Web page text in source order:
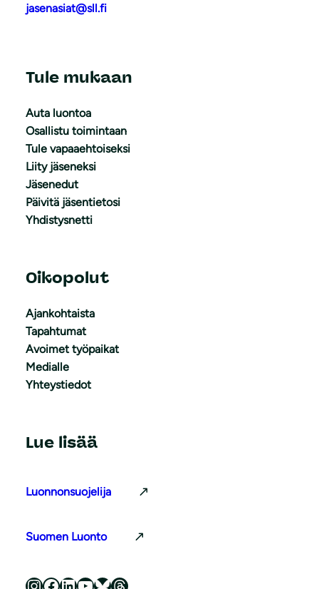
jasenasiat@sll.fi
Tule mukaan
Auta luontoa
Osallistu toimintaan
Tule vapaaehtoiseksi
Liity jäseneksi
Jäsenedut
Päivitä jäsentietosi
Yhdistysnetti
Oikopolut
Ajankohtaista
Tapahtumat
Avoimet työpaikat
Medialle
Yhteystiedot
Lue lisää
Luonnonsuojelija
Suomen Luonto
Luonnonsuojeluliitto Instagramissa Luonnonsuojeluliitto Facebookissa Luonnonsuojeluliitto LinkedInissä Luonnonsuojeluliiton YouTube-kanava Luonnonsuojeluliitto Blueskyssa Luonnonsuojeluliitto Threadsissa